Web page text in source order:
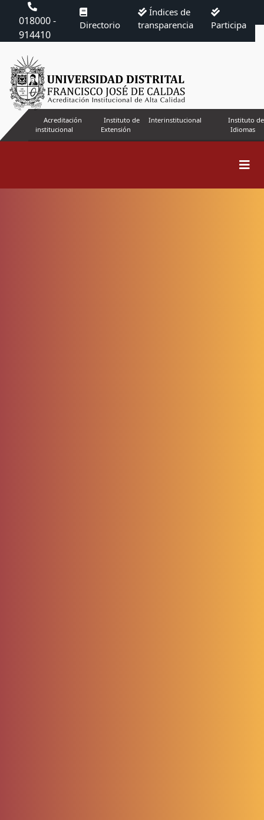
018000 -
914410
Directorio
Índices de
transparencia
Participa
Acreditación
institucional
Instituto de
Extensión
Interinstitucional
Instituto de
Idiomas